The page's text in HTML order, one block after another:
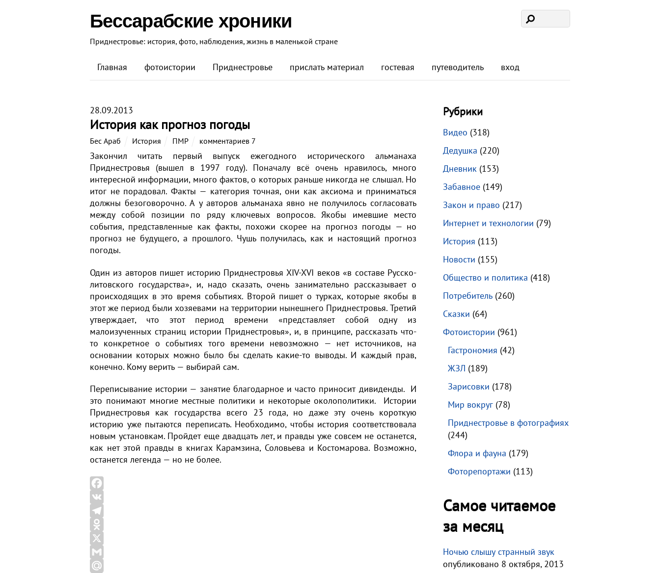
Бессарабские хроники
Приднестровье: история, фото, наблюдения, жизнь в маленькой стране
Главная фотоистории Приднестровье прислать материал гостевая путеводитель вход
28.09.2013
История как прогноз погоды
Бес Араб История ПМР комментариев 7
Закончил читать первый выпуск ежегодного исторического альманаха
Приднестровья (вышел в 1997 году). Поначалу всё очень нравилось, много
интересной информации, много фактов, о которых раньше никогда не слышал. Но
итог не порадовал. Факты — категория точная, они как аксиома и приниматься
должны безоговорочно. А у авторов альманаха явно не получилось согласовать
между собой позиции по ряду ключевых вопросов. Якобы имевшие место
события, представленные как факты, похожи скорее на прогноз погоды — но
прогноз не будущего, а прошлого. Чушь получилась, как и настоящий прогноз
погоды.
Один из авторов пишет историю Приднестровья XIV-XVI веков «в составе Русско-
литовского государства», и, надо сказать, очень занимательно рассказывает о
происходящих в это время событиях. Второй пишет о турках, которые якобы в
этот же период были хозяевами на территории нынешнего Приднестровья. Третий
утверждает, что этот период времени «представляет собой одну из
малоизученных страниц истории Приднестровья», и, в принципе, рассказать что-
то конкретное о событиях того времени невозможно — нет источников, на
основании которых можно было бы сделать какие-то выводы. И каждый прав,
конечно. Кому верить — выбирай сам.
Переписывание истории — занятие благодарное и часто приносит дивиденды. И
это понимают многие местные политики и некоторые околополитики. Истории
Приднестровья как государства всего 23 года, но даже эту очень короткую
историю уже пытаются переписать. Необходимо, чтобы история соответствовала
новым установкам. Пройдет еще двадцать лет, и правды уже совсем не останется,
как нет этой правды в книгах Карамзина, Соловьева и Костомарова. Возможно,
останется легенда — но не более.
F
a
c
e
b
o
V
K
T
e
l
e
O
d
n
X
G
Рубрики
Видео (318)
Дедушка (220)
Дневник(153)
Забавное(149)
Закон и право (217)
Интернет и технологии (79)
История (113)
Новости (155)
Общество и политика (418)
Потребитель(260)
Сказки (64)
Фотоистории (961)
Гастрономия (42)
ЖЗЛ (189)
Зарисовки (178)
Мир вокруг(78)
Приднестровье в фотографиях
(244)
Флора и фауна (179)
Фоторепортажи (113)
Самое читаемое
за месяц
Ночью слышу странный звук
опубликовано 8 октября, 2013